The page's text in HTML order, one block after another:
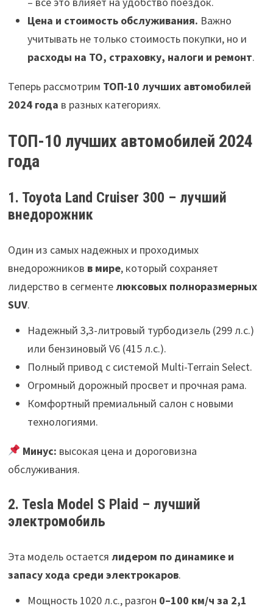
Цена и стоимость обслуживания. Важно
учитывать не только стоимость покупки, но и
расходы на ТО, страховку, налоги и ремонт.
Теперь рассмотрим ТОП-10 лучших автомобилей
2024 года в разных категориях.
ТОП-10 лучших автомобилей 2024
года
1. Toyota Land Cruiser 300 – лучший
внедорожник
Один из самых надежных и проходимых
внедорожников в мире, который сохраняет
лидерство в сегментелюксовых полноразмерных
SUV.
Надежный 3,3-литровый турбодизель (299 л.с.)
или бензиновый V6 (415 л.с.).
Полный привод с системой Multi-Terrain Select.
Огромный дорожный просвет и прочная рама.
Комфортный премиальный салон с новыми
технологиями.
Минус: высокая цена и дороговизна
обслуживания.
2. Tesla Model S Plaid – лучший
электромобиль
Эта модель остается лидером по динамике и
запасу хода среди электрокаров.
Мощность 1020 л.с., разгон 0–100 км/ч за 2,1